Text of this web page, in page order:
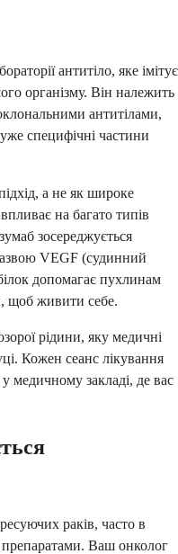
антитіло, яке імітує
організму. Він належить
антитілами,
специфічні частини
а не як широке
на багато типів
зосереджується
VEGF (судинний
допомагає пухлинам
щоб живити себе.
рідини, яку медичні
Кожен сеанс лікування
медичному закладі, де вас
раків, часто в
Ваш онколог